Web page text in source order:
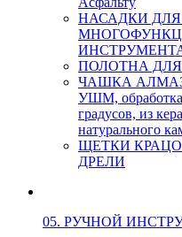
НАСАДКИ ДЛЯ
ПОЛОТНА
ЧАШКА
УШМ, обработка
градусов, из
натурального
ЩЕТКИ
ДРЕЛИ
05. РУЧНОЙ